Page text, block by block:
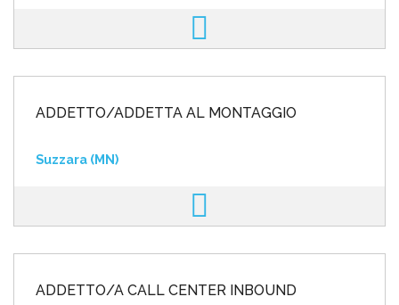
ADDETTO/ADDETTA AL MONTAGGIO
Suzzara (MN)
ADDETTO/A CALL CENTER INBOUND